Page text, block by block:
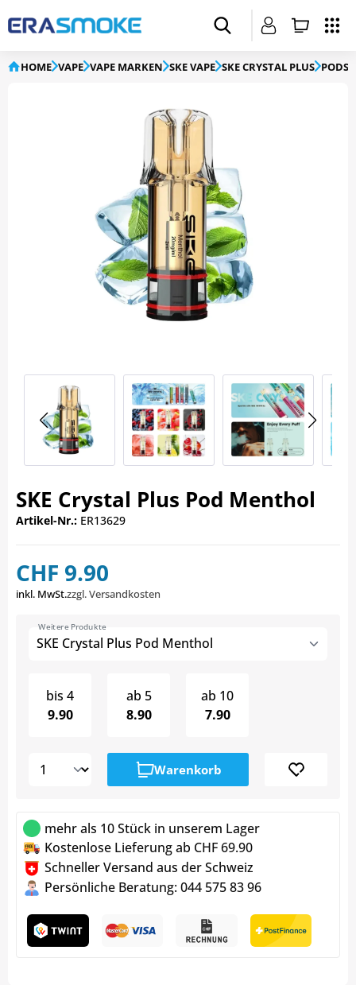
HOME VAPE VAPE MARKEN SKE VAPE SKE CRYSTAL PLUS PODS
SKE Crystal Plus Pod Menthol
Artikel-Nr.: ER13629
CHF 9.90
inkl. MwSt.zzgl. Versandkosten
SKE Crystal Plus Pod Menthol
Weitere Produkte
bis 4
9.90
ab 5
8.90
ab 10
7.90
Warenkorb
mehr als 10 Stück in unserem Lager
Kostenlose Lieferung ab CHF 69.90
Schneller Versand aus der Schweiz
Persönliche Beratung: 044 575 83 96